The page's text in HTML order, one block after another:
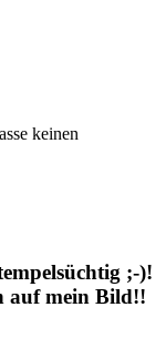
keinen
;-)!
auf mein Bild!!